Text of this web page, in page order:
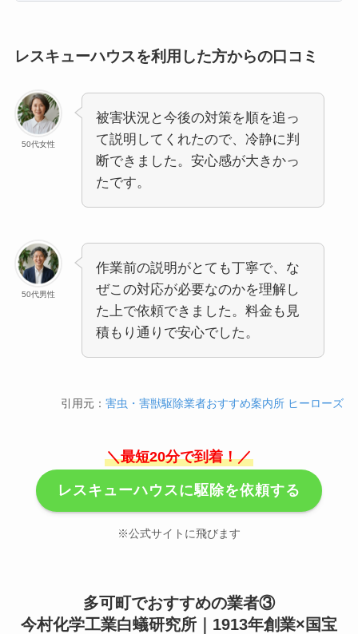
レスキューハウスを利用した方からの口コミ
50代女性
被害状況と今後の対策を順を追っ
て説明してくれたので、冷静に判
断できました。安心感が大きかっ
たです。
50代男性
作業前の説明がとても丁寧で、な
ぜこの対応が必要なのかを理解し
た上で依頼できました。料金も見
積もり通りで安心でした。
引用元：害虫・害獣駆除業者おすすめ案内所 ヒーローズ
＼最短20分で到着！／
レスキューハウスに駆除を依頼する
※公式サイトに飛びます
多可町でおすすめの業者③
今村化学工業白蟻研究所｜1913年創業×国宝